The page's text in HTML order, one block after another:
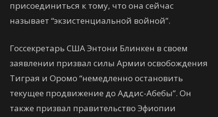
присоединиться к тому, что она сейчас
называет “экзистенциальной войной”.
Госсекретарь США Энтони Блинкен в своем
заявлении призвал силы Армии освобождения
Тиграя и Оромо “немедленно остановить
текущее продвижение до Аддис-Абебы”. Он
также призвал правительство Эфиопии